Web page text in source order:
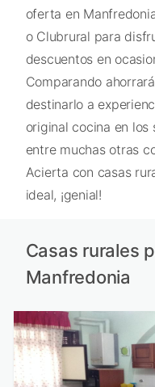
oferta en
o Clubrural para
descuentos en
Comparando
destinarlo a
original cocina en los
entre muchas otras
Acierta con casas
ideal, ¡genial!
Casas rurales
Manfredonia